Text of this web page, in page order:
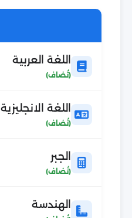
اللغة العربية
اللغة الانجليزية
الجبر
الهندسة